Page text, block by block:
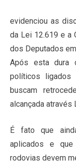
evidenciou as
da Lei 12.619 e a
dos Deputados
Após esta dura
políticos ligados
buscam
alcançada através
É fato que
aplicados e
rodovias devem